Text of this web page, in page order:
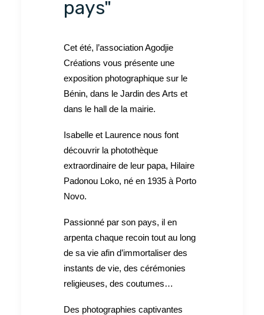
pays"
Cet été, l’association Agodjie
Créations vous présente une
exposition photographique sur le
Bénin, dans le Jardin des Arts et
dans le hall de la mairie.
Isabelle et Laurence nous font
découvrir la photothèque
extraordinaire de leur papa, Hilaire
Padonou Loko, né en 1935 à Porto
Novo.
Passionné par son pays, il en
arpenta chaque recoin tout au long
de sa vie afin d’immortaliser des
instants de vie, des cérémonies
religieuses, des coutumes…
Des photographies captivantes